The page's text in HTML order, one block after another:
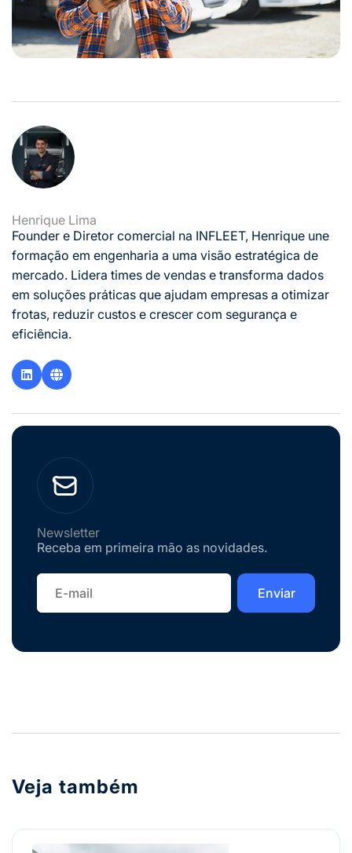
Henrique Lima
Founder e Diretor comercial na INFLEET, Henrique une
formação em engenharia a uma visão estratégica de
mercado. Lidera times de vendas e transforma dados
em soluções práticas que ajudam empresas a otimizar
frotas, reduzir custos e crescer com segurança e
eficiência.
Newsletter
Receba em primeira mão as novidades.
Veja também